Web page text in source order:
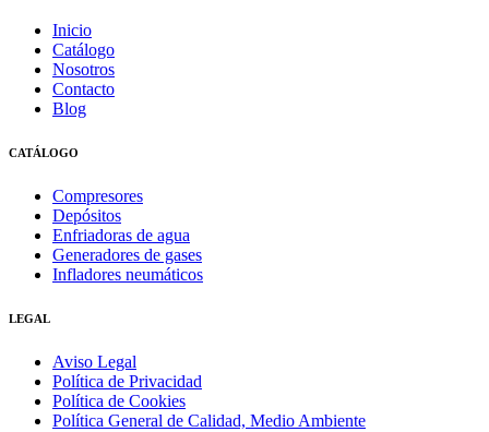
Inicio
Catálogo
Nosotros
Contacto
Blog
CATÁLOGO
Compresores
Depósitos
Enfriadoras de agua
Generadores de gases
Infladores neumáticos
LEGAL
Aviso Legal
Política de Privacidad
Política de Cookies
Política General de Calidad, Medio Ambiente